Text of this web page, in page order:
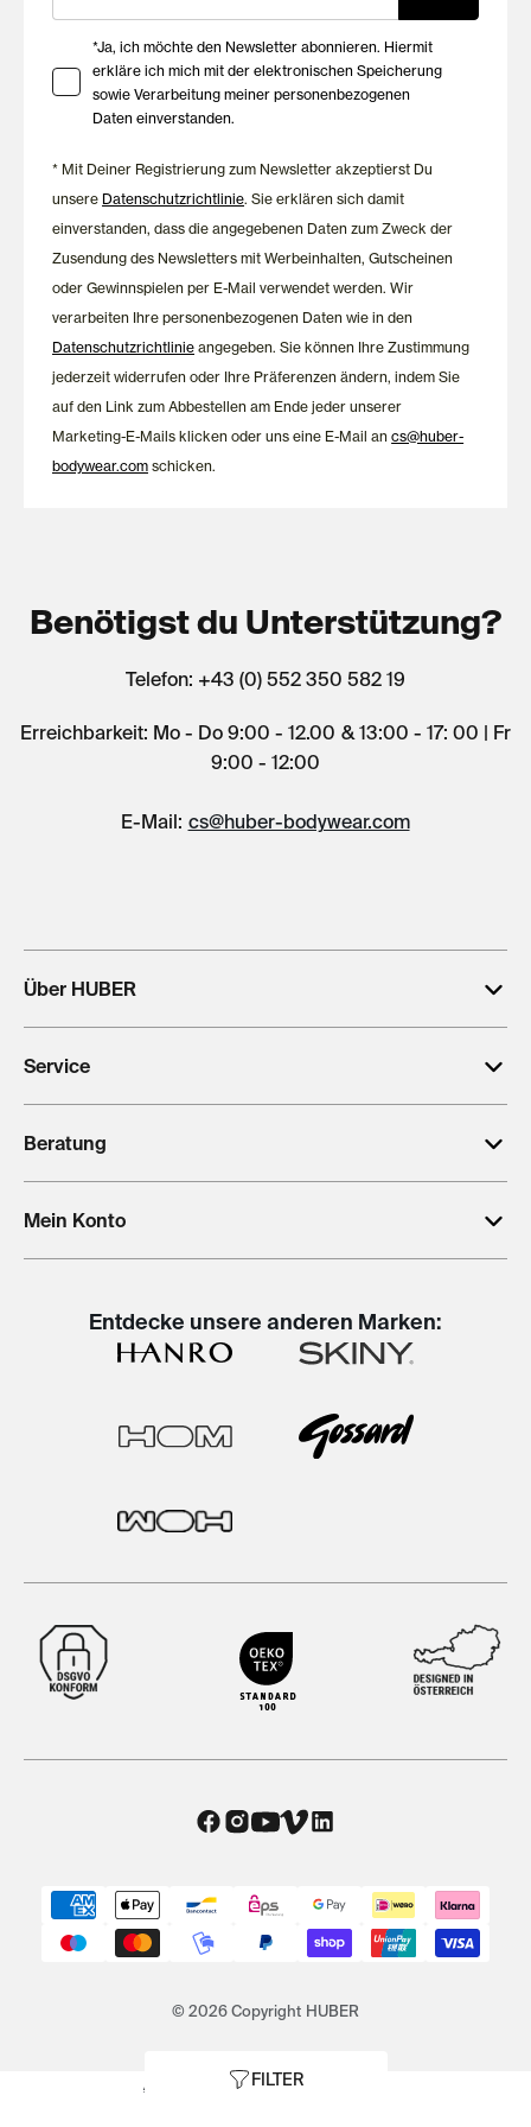
FILTER
zum Vorteilspreis
Auch im Sale stehen Komfort, Qualität und zeitloses Design im
Mittelpunkt. Die reduzierten Modelle überzeugen mit
angenehmen Materialien, sorgfältiger Verarbeitung und einer
ergänzt du deine Nachtwäsche mit langlebigen
Lieblingsstücken in bewährter HUBER Qualität.
Ihre Zustimmung zu Marketing E-Mails
*Ja, ich möchte den Newsletter abonnieren. Hiermit
erkläre ich mich mit der elektronischen Speicherung
sowie Verarbeitung meiner personenbezogenen
Daten einverstanden.
* Mit Deiner Registrierung zum Newsletter akzeptierst Du
unsere Datenschutzrichtlinie. Sie erklären sich damit
einverstanden, dass die angegebenen Daten zum Zweck der
Zusendung des Newsletters mit Werbeinhalten, Gutscheinen
oder Gewinnspielen per E-Mail verwendet werden. Wir
verarbeiten Ihre personenbezogenen Daten wie in den
Datenschutzrichtlinie angegeben. Sie können Ihre Zustimmung
jederzeit widerrufen oder Ihre Präferenzen ändern, indem Sie
auf den Link zum Abbestellen am Ende jeder unserer
Marketing-E-Mails klicken oder uns eine E-Mail ancs@huber-
bodywear.com schicken.
Benötigst du Unterstützung?
Telefon: +43 (0) 552 350 582 19
Erreichbarkeit: Mo - Do 9:00 - 12.00 & 13:00 - 17: 00 | Fr
9:00 - 12:00
E-Mail: cs@huber-bodywear.com
Über HUBER
Service
Beratung
Mein Konto
Entdecke unsere anderen Marken:
© 2026 Copyright HUBER
AGB Datenschutz|Impressum